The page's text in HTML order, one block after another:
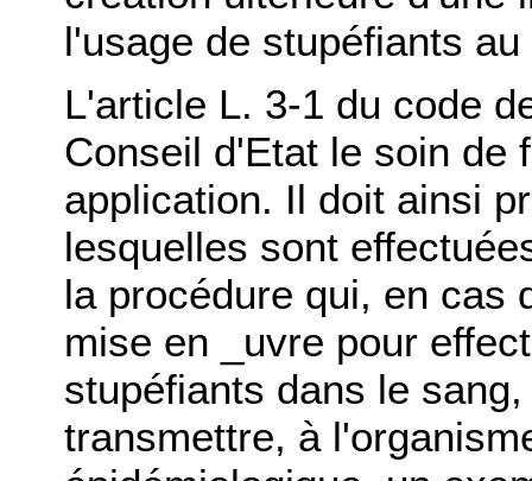
l'usage de stupéfiants
L'article L. 3-1 du code
Conseil d'Etat le soin de
application. Il doit ainsi
lesquelles sont
la procédure qui, en cas
mise en _uvre pour
stupéfiants dans le
transmettre, à